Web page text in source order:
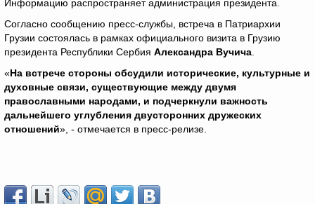
Информацию распространяет администрация президента.
Согласно сообщению пресс-службы, встреча в Патриархии
Грузии состоялась в рамках официального визита в Грузию
президента Республики Сербия Александра Вучича
«На встрече стороны обсудили исторические, культурные и
духовные связи, существующие между двумя
православными народами, и подчеркнули важность
дальнейшего углубления двусторонних дружеских
отношений», - отмечается в пресс-релизе.